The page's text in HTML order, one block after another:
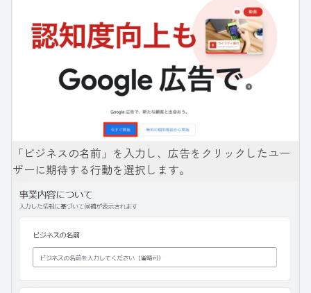
「ビジネスの名前」を入力し、広告をクリックしたユー
ザーに期待する行動を選択します。